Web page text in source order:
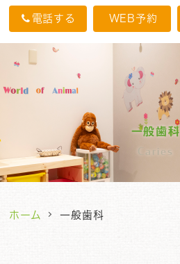
電話する WEB予約
一般歯科
Caries
ホーム 一般歯科